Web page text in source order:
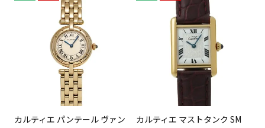
カルティエ パンテール ヴァン
カルティエ マストタンク SM